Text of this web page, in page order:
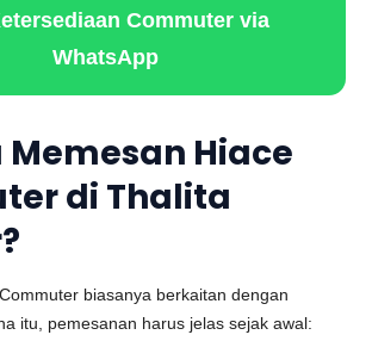
Commuter via
WhatsApp
Hiace
di Thalita
biasanya berkaitan dengan
itu, pemesanan harus jelas sejak awal: